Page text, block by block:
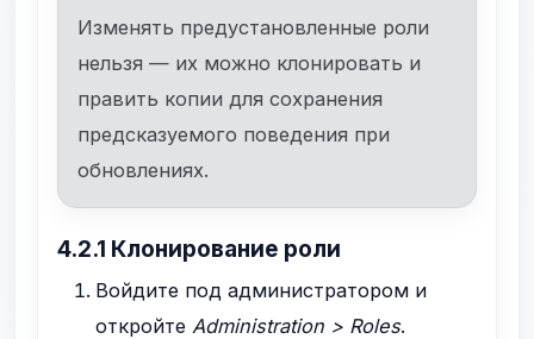
Изменять предустановленные роли
нельзя — их можно клонировать и
править копии для сохранения
предсказуемого поведения при
обновлениях.
4.2.1 Клонирование роли
Войдите под администратором и
откройте Administration > Roles.